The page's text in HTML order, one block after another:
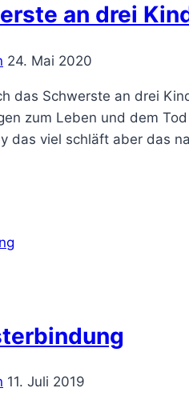
an drei
24. Mai 2020
das Schwerste an drei
zum Leben und dem
das viel schläft aber das
11. Juli 2019